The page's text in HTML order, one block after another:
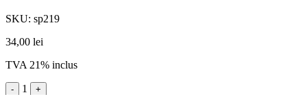
SKU: sp219
34,00 lei
TVA 21% inclus
- 1 +